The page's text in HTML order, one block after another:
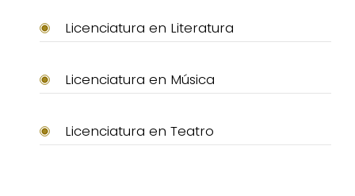
Licenciatura en Literatura
Licenciatura en Música
Licenciatura en Teatro